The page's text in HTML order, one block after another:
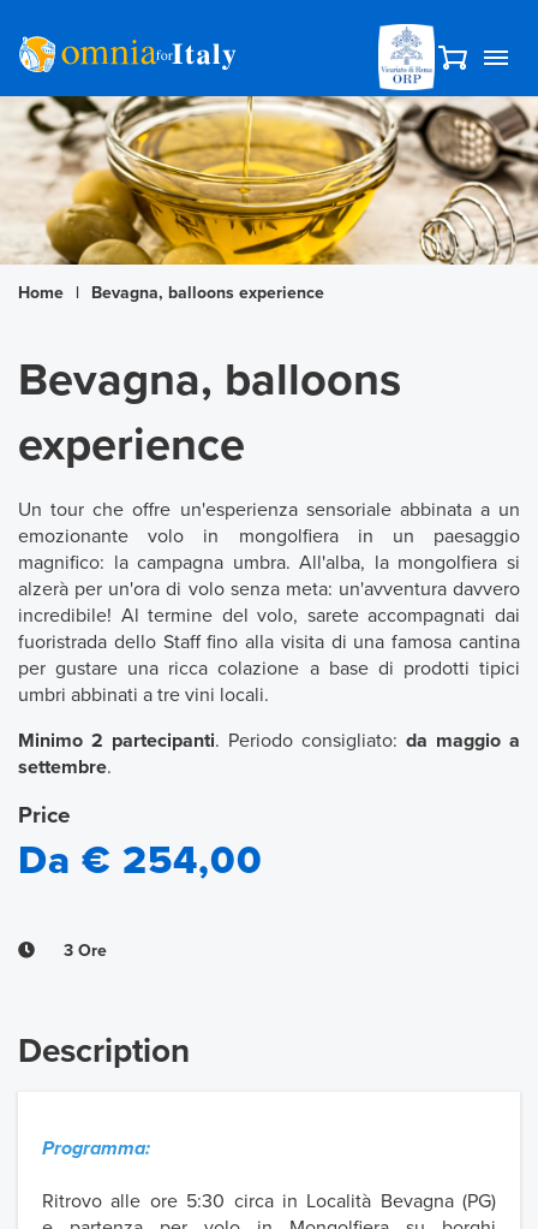
Home | Bevagna, balloons experience
Bevagna, balloons
experience
Un tour che offre un'esperienza sensoriale abbinata a un
emozionante volo in mongolfiera in un paesaggio
magnifico: la campagna umbra. All'alba, la mongolfiera si
alzerà per un'ora di volo senza meta: un'avventura davvero
incredibile! Al termine del volo, sarete accompagnati dai
fuoristrada dello Staff fino alla visita di una famosa cantina
per gustare una ricca colazione a base di prodotti tipici
umbri abbinati a tre vini locali.
Minimo 2 partecipanti. Periodo consigliato: da maggio a
settembre.
Price
Da € 254,00
3 Ore
Description
Programma:
Ritrovo alle ore 5:30 circa in Località Bevagna (PG)